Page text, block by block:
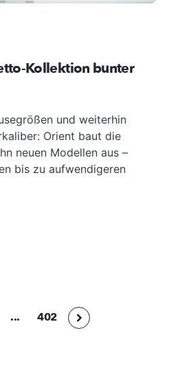
Kollektion bunter
und weiterhin
Orient baut die
neuen Modellen aus –
bis zu aufwendigeren
... 402